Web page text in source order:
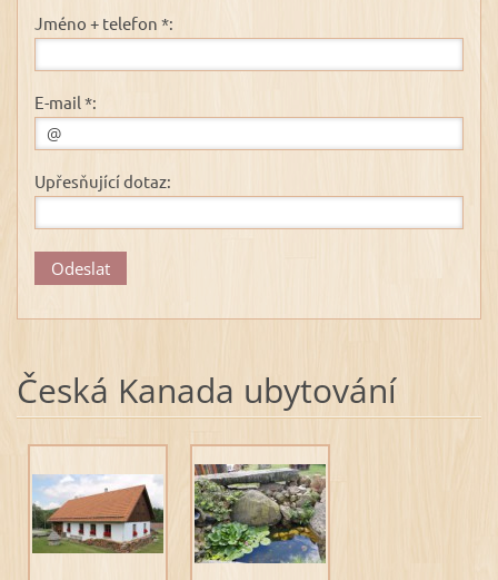
Jméno + telefon *:
E-mail *:
Upřesňující dotaz:
Česká Kanada ubytování